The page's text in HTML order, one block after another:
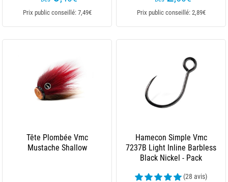
Prix public conseillé: 7,49€ Prix public conseillé: 2,89€
Tête Plombée Vmc
Mustache Shallow
Hamecon Simple Vmc
7237B Light Inline Barbless
Black Nickel - Pack
(28 avis)